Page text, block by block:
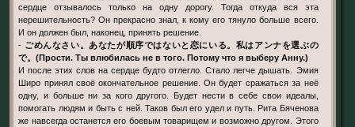
сердце отзывалось только на одну дорогу. Тогда откуда вся эта
нерешительность? Он прекрасно знал, к кому его тянуло больше всего.
И он должен был, наконец, принять решение.
- ごめんなさい。あなたが順序ではないと恋にいる。私はアンナを選ぶの
で。(Прости. Ты влюбилась не в того. Потому что я выберу Анну.)
И после этих слов на сердце будто отлегло. Стало легче дышать. Эмия
Широ принял своё окончательное решение. Он будет сражаться за неё
одну, и больше ни за кого другого. Будет нести в себе свои идеалы,
помогать людям и быть с ней. Таков был его удел и путь. Рита Бяченова
же навсегда останется его боевым товарищем и возможно другом. Этого